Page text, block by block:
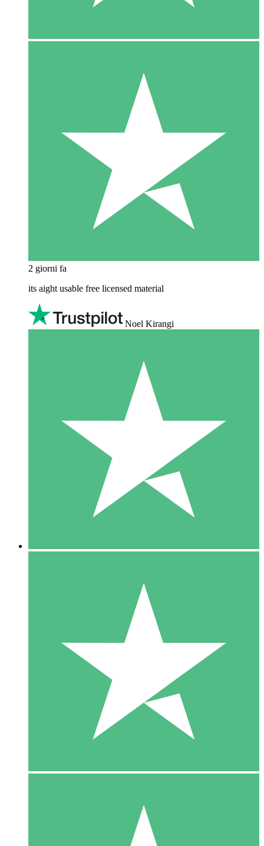
2 giorni fa
its aight usable free licensed material
Noel Kirangi